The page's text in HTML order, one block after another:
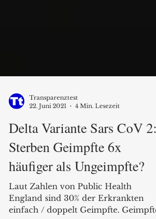
22. Juni 2021
4 Min. Lesezeit
Delta Variante Sars CoV 2:
Sterben Geimpfte 6x
häufiger als Ungeimpfte?
Laut Zahlen von Public Health
England sind 30% der Erkrankten